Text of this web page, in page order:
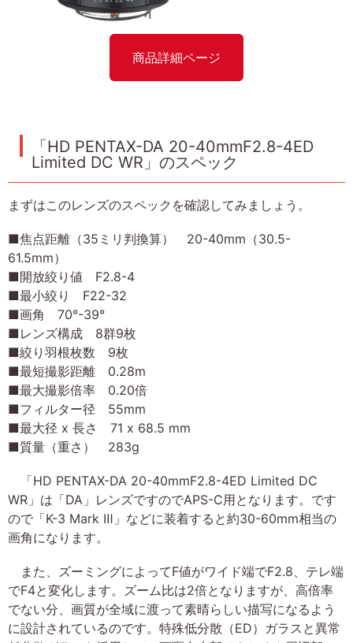
商品詳細ページ
「HD PENTAX-DA 20-40mmF2.8-4ED
Limited DC WR」のスペック
まずはこのレンズのスペックを確認してみましょう。
■焦点距離（35ミリ判換算） 20-40mm（30.5-
61.5mm）
■開放絞り値 F2.8-4
■最小絞り F22-32
■画角 70°-39°
■レンズ構成 8群9枚
■絞り羽根枚数 9枚
■最短撮影距離 0.28m
■最大撮影倍率 0.20倍
■フィルター径 55mm
■最大径 x 長さ 71 x 68.5 mm
■質量（重さ） 283g
「HD PENTAX-DA 20-40mmF2.8-4ED Limited DC
WR」は「DA」レンズですのでAPS-C用となります。です
ので「K-3 Mark Ⅲ」などに装着すると約30-60mm相当の
画角になります。
また、ズーミングによってF値がワイド端でF2.8、テレ端
でF4と変化します。ズーム比は2倍となりますが、高倍率
でない分、画質が全域に渡って素晴らしい描写になるよう
に設計されているのです。特殊低分散（ED）ガラスと異常